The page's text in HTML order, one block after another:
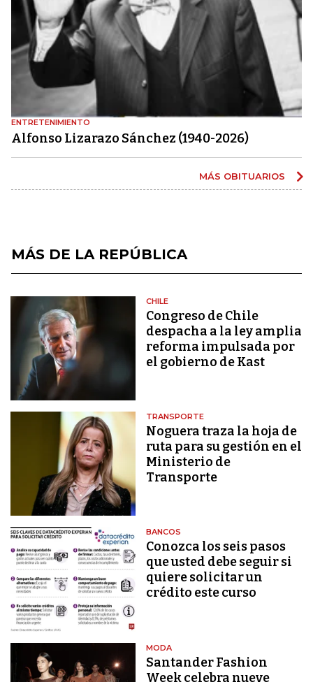
ENTRETENIMIENTO
Alfonso Lizarazo Sánchez (1940-2026)
MÁS OBITUARIOS
MÁS DE LA REPÚBLICA
CHILE
Congreso de Chile
despacha a la ley amplia
reforma impulsada por
el gobierno de Kast
TRANSPORTE
Noguera traza la hoja de
ruta para su gestión en el
Ministerio de
Transporte
BANCOS
Conozca los seis pasos
que usted debe seguir si
quiere solicitar un
crédito este curso
MODA
Santander Fashion
Week celebra nueve